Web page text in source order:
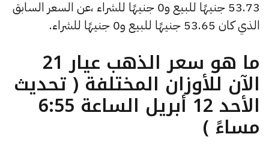
53.73 جنيهًا للبيع و0 جنيهًا للشراء ،عن السعر السابق
الذي كان 53.65 جنيهًا للبيع و0 جنيهًا للشراء.
ما هو سعر الذهب عيار 21
الآن للأوزان المختلفة ( تحديث
الأحد 12 أبريل الساعة 6:55
مساءً )